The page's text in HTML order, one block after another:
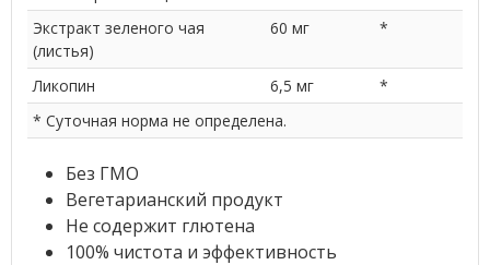
Экстракт зеленого чая
(листья)
60 мг *
Ликопин 6,5 мг
*
* Суточная норма не определена.
Без ГМО
Вегетарианский продукт
Не содержит глютена
100% чистота и эффективность